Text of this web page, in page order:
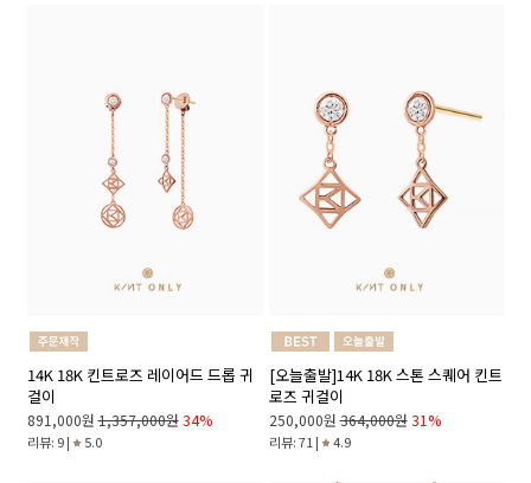
14K 18K 킨트로즈 레이어드 드롭 귀
걸이
891,000원 1,357,000원 34%
리뷰: 9 | 5.0
[오늘출발]14K 18K 스톤 스퀘어 킨트
로즈 귀걸이
250,000원 364,000원 31%
리뷰: 71 | 4.9